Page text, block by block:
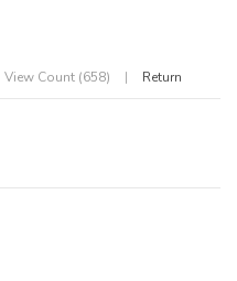
View Count (658) | Return